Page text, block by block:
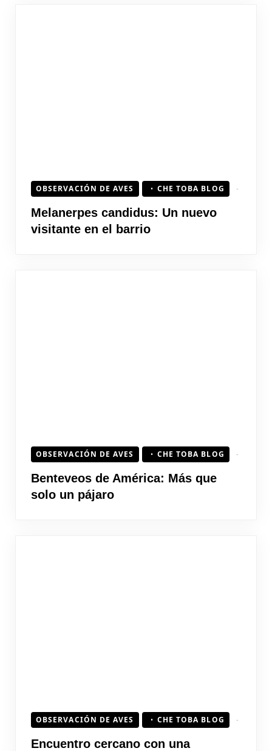
OBSERVACIÓN DE AVES CHE TOBA BLOG
Melanerpes candidus: Un nuevo
visitante en el barrio
OBSERVACIÓN DE AVES CHE TOBA BLOG
Benteveos de América: Más que
solo un pájaro
OBSERVACIÓN DE AVES CHE TOBA BLOG
Encuentro cercano con una